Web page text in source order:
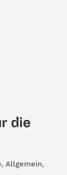
die
, Allgemein,